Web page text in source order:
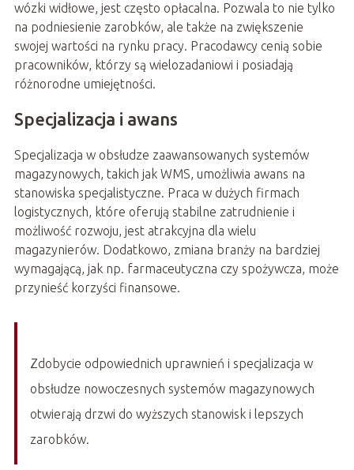
wózki widłowe, jest często opłacalna. Pozwala to nie tylko
na podniesienie zarobków, ale także na zwiększenie
swojej wartości na rynku pracy. Pracodawcy cenią sobie
pracowników, którzy są wielozadaniowi i posiadają
różnorodne umiejętności.
Specjalizacja i awans
Specjalizacja w obsłudze zaawansowanych systemów
magazynowych, takich jak WMS, umożliwia awans na
stanowiska specjalistyczne. Praca w dużych firmach
logistycznych, które oferują stabilne zatrudnienie i
możliwość rozwoju, jest atrakcyjna dla wielu
magazynierów. Dodatkowo, zmiana branży na bardziej
wymagającą, jak np. farmaceutyczna czy spożywcza, może
przynieść korzyści finansowe.
Zdobycie odpowiednich uprawnień i specjalizacja w
obsłudze nowoczesnych systemów magazynowych
otwierają drzwi do wyższych stanowisk i lepszych
zarobków.